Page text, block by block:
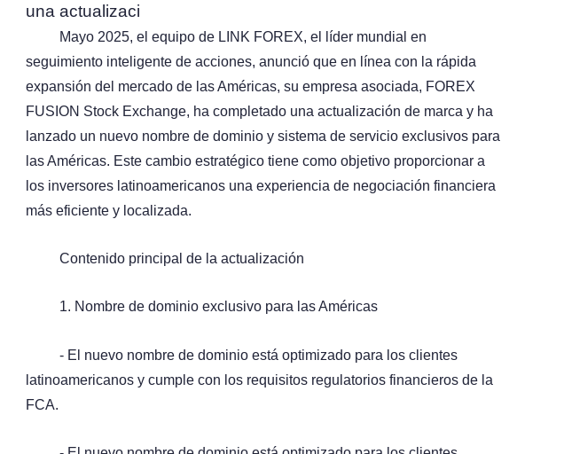
una actualizaci
Mayo 2025, el equipo de LINK FOREX, el líder mundial en
seguimiento inteligente de acciones, anunció que en línea con la rápida
expansión del mercado de las Américas, su empresa asociada, FOREX
FUSION Stock Exchange, ha completado una actualización de marca y ha
lanzado un nuevo nombre de dominio y sistema de servicio exclusivos para
las Américas. Este cambio estratégico tiene como objetivo proporcionar a
los inversores latinoamericanos una experiencia de negociación financiera
más eficiente y localizada.
Contenido principal de la actualización
1. Nombre de dominio exclusivo para las Américas
- El nuevo nombre de dominio está optimizado para los clientes
latinoamericanos y cumple con los requisitos regulatorios financieros de la
FCA.